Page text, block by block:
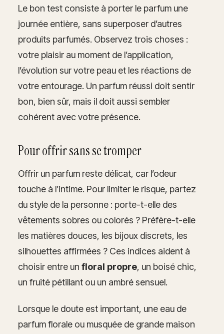
Le bon test consiste à porter le parfum une
journée entière, sans superposer d’autres
produits parfumés. Observez trois choses :
votre plaisir au moment de l’application,
l’évolution sur votre peau et les réactions de
votre entourage. Un parfum réussi doit sentir
bon, bien sûr, mais il doit aussi sembler
cohérent avec votre présence.
Pour offrir sans se tromper
Offrir un parfum reste délicat, car l’odeur
touche à l’intime. Pour limiter le risque, partez
du style de la personne : porte-t-elle des
vêtements sobres ou colorés ? Préfère-t-elle
les matières douces, les bijoux discrets, les
silhouettes affirmées ? Ces indices aident à
choisir entre un floral propre, un boisé chic,
un fruité pétillant ou un ambré sensuel.
Lorsque le doute est important, une eau de
parfum florale ou musquée de grande maison